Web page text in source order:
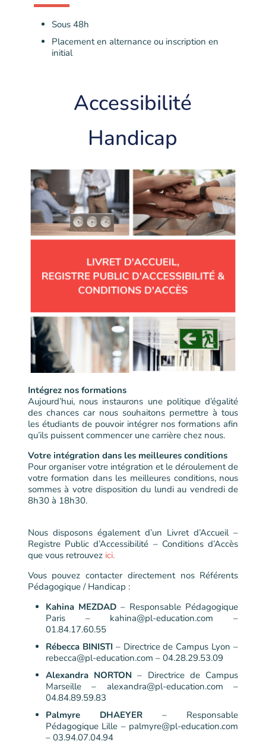
Sous 48h
Placement en alternance ou inscription en
initial
Accessibilité
Handicap
Intégrez nos formations
Aujourd’hui, nous instaurons une politique d’égalité
des chances car nous souhaitons permettre à tous
les étudiants de pouvoir intégrer nos formations afin
qu’ils puissent commencer une carrière chez nous.
Votre intégration dans les meilleures conditions
Pour organiser votre intégration et le déroulement de
votre formation dans les meilleures conditions, nous
sommes à votre disposition du lundi au vendredi de
8h30 à 18h30.
Nous disposons également d’un Livret d’Accueil –
Registre Public d’Accessibilité – Conditions d’Accès
que vous retrouvez ici.
Vous pouvez contacter directement nos Référents
Pédagogique / Handicap :
Kahina MEZDAD– Responsable Pédagogique
Paris – kahina@pl-education.com –
01.84.17.60.55
Rébecca BINISTI – Directrice de Campus Lyon –
rebecca@pl-education.com – 04.28.29.53.09
Alexandra NORTON – Directrice de Campus
Marseille – alexandra@pl-education.com –
04.84.89.59.83
Palmyre DHAEYER– Responsable
Pédagogique Lille – palmyre@pl-education.com
– 03.94.07.04.94